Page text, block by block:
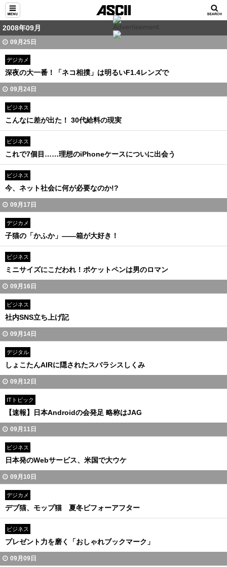
2008年09月
09月25日
デジカメ
深夜の大一番！「ネコ相撲」は明るいF1.4レンズで
09月24日
ビジネス
こんなに差が出た！ 30代給料の現実
ビジネス
これで7個目……理想のiPhoneケースについに出会う
ビジネス
今、ネット社会に何が必要なのか!?
09月17日
デジカメ
子猫の「かふか」――箱が大好き！
ビジネス
ミニサイズにこだわれ！ポケットペンは男のロマン
09月16日
ビジネス
社内SNS立ち上げ記
09月14日
デジタル
しょこたんAIRに隠されたスバラシスしくみ
09月12日
ITトピック
【速報】日本Androidの会発足 略称はJAG
09月11日
ビジネス
日本発のWebサービス、米国で大ウケ
09月10日
デジカメ
デブ猫、モップ猫 夏冬ビフォーアフター
ビジネス
プレゼント力を磨く「おしゃれブックマーク」
09月09日